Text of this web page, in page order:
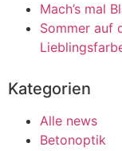
Mach’s mal
Sommer auf
Kategorien
Alle news
Betonoptik